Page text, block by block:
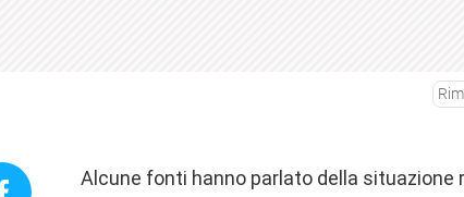
Alcune fonti hanno parlato della